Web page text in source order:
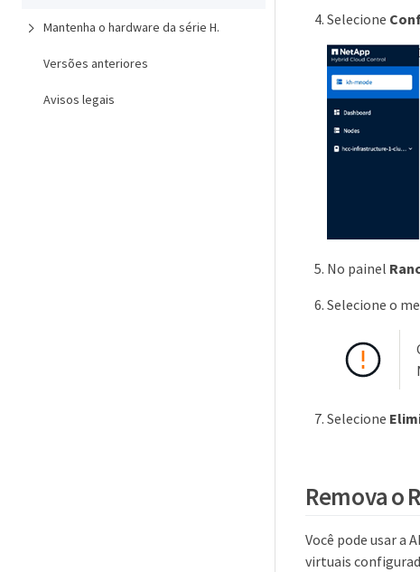
Mantenha o hardware da série H.
Versões anteriores
Avisos legais
Selecione
No painel
Selecione o
Selecione
Remova o
Você pode usar a
virtuais